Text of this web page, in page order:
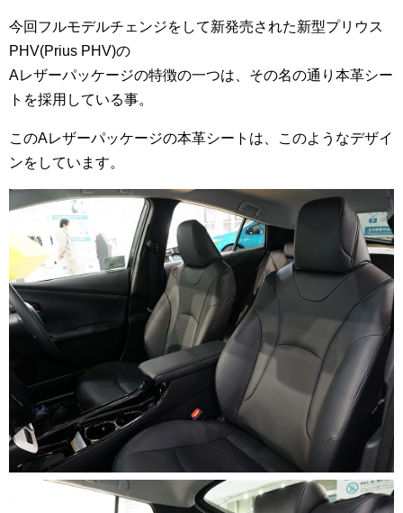
今回フルモデルチェンジをして新発売された新型プリウス
PHV(Prius PHV)の
Aレザーパッケージの特徴の一つは、その名の通り本革シー
トを採用している事。
このAレザーパッケージの本革シートは、このようなデザイ
ンをしています。